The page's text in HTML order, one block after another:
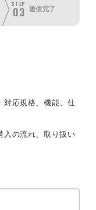
STEP
03 送信完了
対応規格、機能、仕
入の流れ、取り扱い